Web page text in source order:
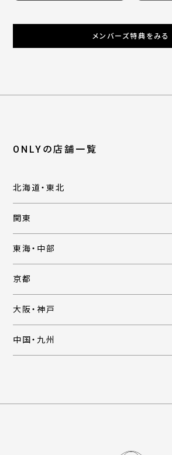
メンバーズ特典をみる
ONLYの店舗一覧
北海道・東北
関東
東海・中部
京都
大阪・神戸
中国・九州